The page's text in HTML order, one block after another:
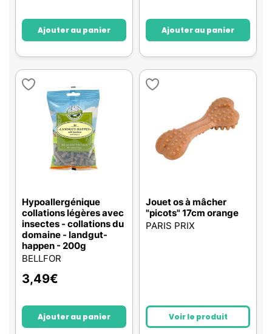
Ajouter au panier Ajouter au panier
Hypoallergénique
collations légères avec
insectes - collations du
domaine - landgut-
happen - 200g
BELLFOR
3,49€
Ajouter au panier
Jouet os à mâcher
"picots" 17cm orange
PARIS PRIX
Voir le produit